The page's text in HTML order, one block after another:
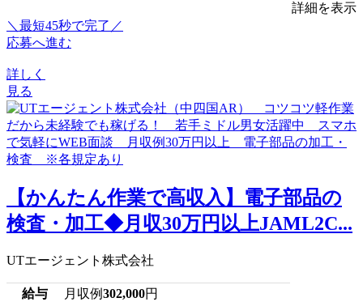
詳細を表示
＼最短45秒で完了／
応募へ進む
詳しく
見る
【かんたん作業で高収入】電子部品の
検査・加工◆月収30万円以上JAML2C...
UTエージェント株式会社
給与 月収例302,000円